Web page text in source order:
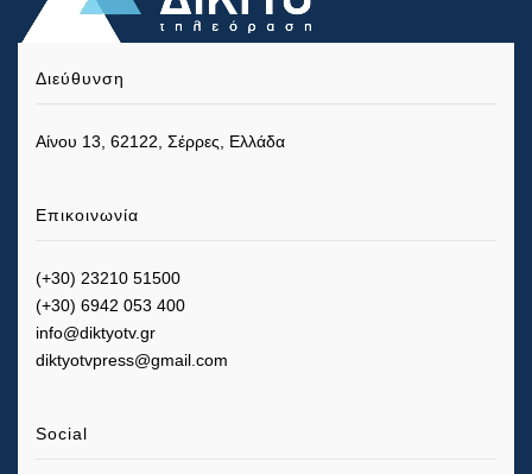
Διεύθυνση
Αίνου 13, 62122, Σέρρες, Ελλάδα
Επικοινωνία
(+30) 23210 51500
(+30) 6942 053 400
info@diktyotv.gr
diktyotvpress@gmail.com
Social